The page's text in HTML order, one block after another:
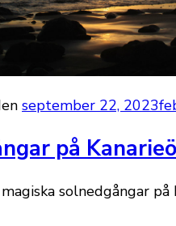
september 22, 2023
på
solnedgångar